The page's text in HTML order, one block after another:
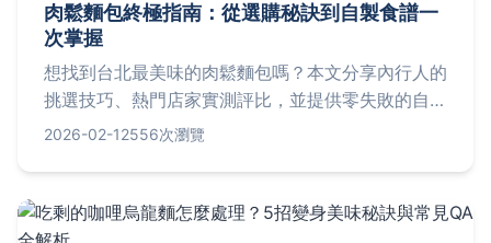
肉鬆麵包終極指南：從選購秘訣到自製食譜一
次掌握
想找到台北最美味的肉鬆麵包嗎？本文分享內行人的
挑選技巧、熱門店家實測評比，並提供零失敗的自製
食譜，解決你早餐選擇困難的煩惱。
2026-02-12556次瀏覽